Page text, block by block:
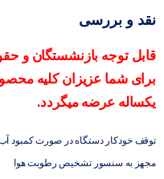
نقد و بررسی
قابل توجه بازنشستگان و
برای شما عزیزان کلیه
یکساله عرضه میگردد.
توقف خودکار دستگاه در صورت کمبود
مجهز به سنسور تشخیص رطوبت هوا